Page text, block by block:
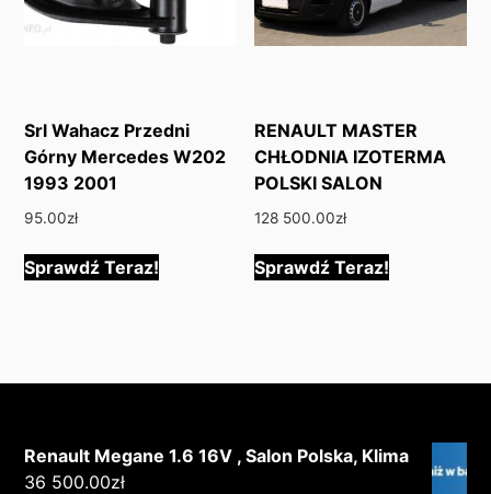
Srl Wahacz Przedni
Górny Mercedes W202
1993 2001
95.00zł
Sprawdź Teraz!
RENAULT MASTER
CHŁODNIA IZOTERMA
POLSKI SALON
128 500.00zł
Sprawdź Teraz!
Renault Megane 1.6 16V , Salon Polska, Klima
36 500.00zł